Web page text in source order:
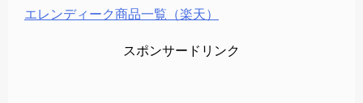
エレンディーク商品一覧（楽天）
スポンサードリンク